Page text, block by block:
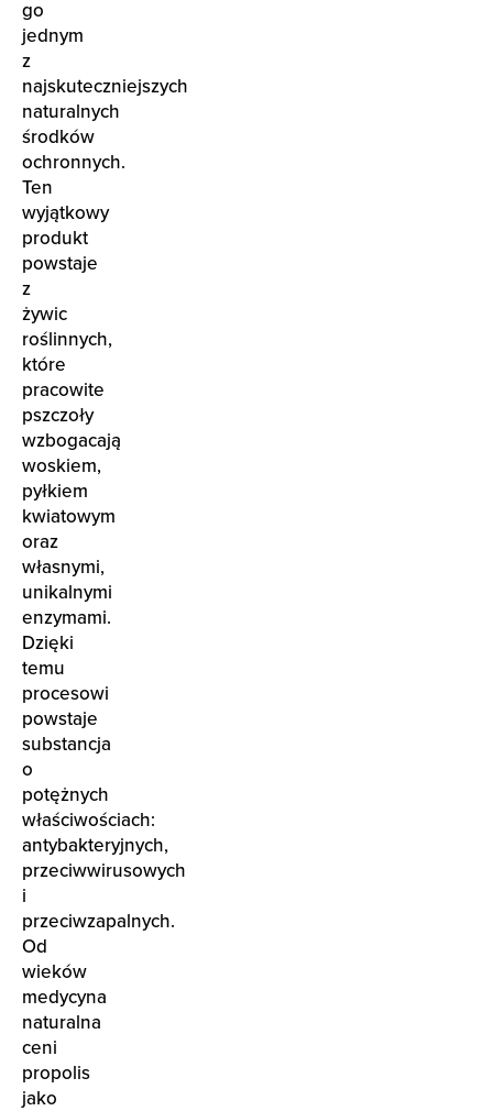
go
jednym
z
najskuteczniejszych
naturalnych
środków
ochronnych.
Ten
wyjątkowy
produkt
powstaje
z
żywic
roślinnych,
które
pracowite
pszczoły
wzbogacają
woskiem,
pyłkiem
kwiatowym
oraz
własnymi,
unikalnymi
enzymami.
Dzięki
temu
procesowi
powstaje
substancja
o
potężnych
właściwościach:
antybakteryjnych,
przeciwwirusowych
i
przeciwzapalnych.
Od
wieków
medycyna
naturalna
ceni
propolis
jako